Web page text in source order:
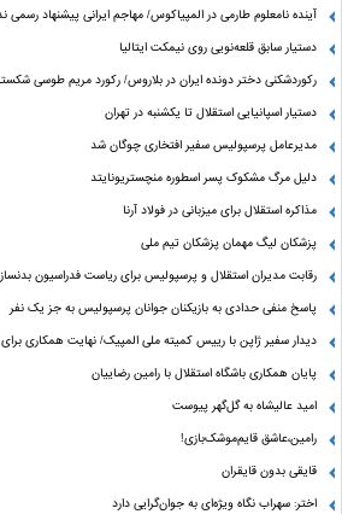
آینده نامعلوم طارمی در المپیاکوس/ مهاجم ایرانی پیشنهاد رسمی
دستیار سابق قلعه‌نویی روی نیمکت ایتالیا
رکوردشکنی دختر دونده ایران در بلاروس/ رکورد مریم طوسی
دستیار اسپانیایی استقلال تا یکشنبه در تهران
مدیرعامل پرسپولیس سفیر افتخاری چوگان شد
دلیل مرگ مشکوک پسر اسطوره منچستریونایتد
مذاکره استقلال برای میزبانی در فولاد آرنا
پزشکان لیگ مهمان پزشکان تیم ملی
رقابت مدیران استقلال و پرسپولیس برای ریاست فدراسیون
پاسخ منفی حدادی به بازیکنان جوانان پرسپولیس به جز یک نفر
دیدار سفیر ژاپن با رییس کمیته ملی المپیک/ نهایت همکاری برای
پایان همکاری باشگاه استقلال با رامین رضاییان
امید عالیشاه به گل‌گهر پیوست
رامین،عاشق قایم‌موشک‌بازی!
قایقی بدون قایقران
اختر: سهراب نگاه ویژه‌ای به جوان‌گرایی دارد